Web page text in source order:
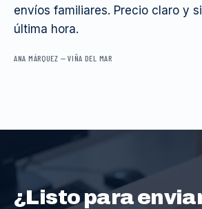
envíos familiares. Precio claro y
última hora.
ANA MÁRQUEZ —VIÑA DEL MAR
¿Listo para